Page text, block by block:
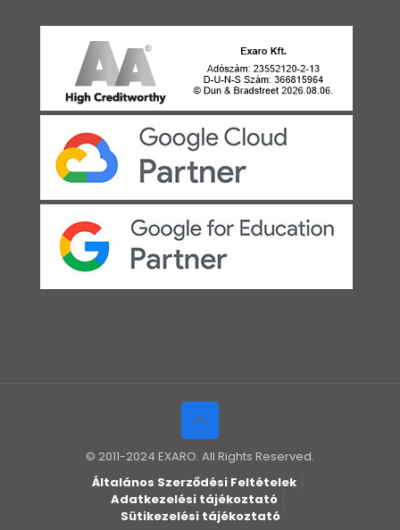
© 2011-2024 EXARO. All Rights Reserved.
Általános Szerződési Feltételek
Adatkezelési tájékoztató
Sütikezelési tájékoztató